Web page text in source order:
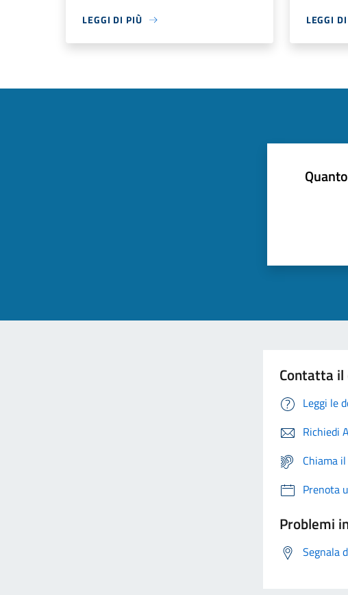
LEGGI DI PIÙ LEGGI
Contatta il
Leggi le
Richiedi
Chiama
Prenota
Problemi
Segnala